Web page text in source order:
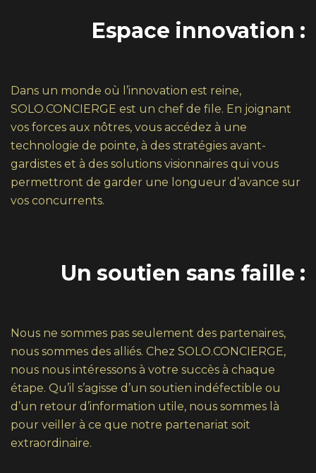
Espace innovation :
Dans un monde où l’innovation est reine,
SOLO.CONCIERGE est un chef de file. En joignant
vos forces aux nôtres, vous accédez à une
technologie de pointe, à des stratégies avant-
gardistes et à des solutions visionnaires qui vous
permettront de garder une longueur d’avance sur
vos concurrents.
Un soutien sans faille :
Nous ne sommes pas seulement des partenaires,
nous sommes des alliés. Chez SOLO.CONCIERGE,
nous nous intéressons à votre succès à chaque
étape. Qu’il s’agisse d’un soutien indéfectible ou
d’un retour d’information utile, nous sommes là
pour veiller à ce que notre partenariat soit
extraordinaire.